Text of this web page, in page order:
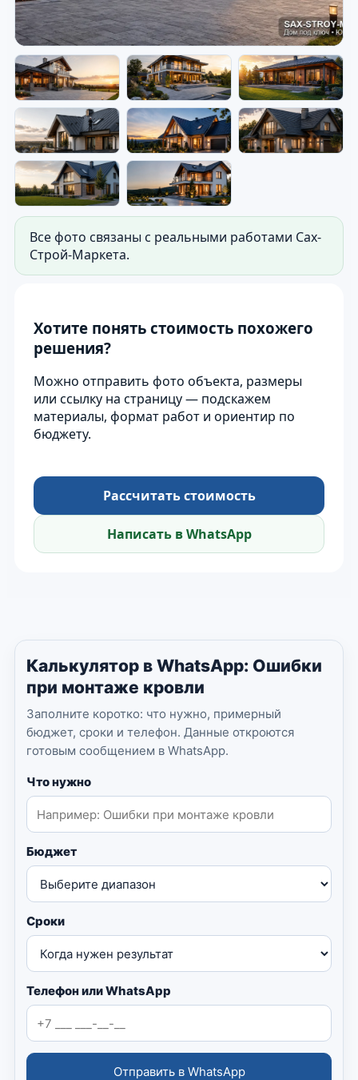
Дом под ключ — готовый дом
на участке.
Фото для витрины сайта: готовый дом на
участке. Используется как первый экран сайта.
Все фото связаны с реальными работами Сах-
Строй-Маркета.
Хотите понять стоимость похожего
решения?
Можно отправить фото объекта, размеры
или ссылку на страницу — подскажем
материалы, формат работ и ориентир по
бюджету.
Рассчитать стоимость
Написать в WhatsApp
Калькулятор в WhatsApp: Ошибки
при монтаже кровли
Заполните коротко: что нужно, примерный
бюджет, сроки и телефон. Данные откроются
готовым сообщением в WhatsApp.
Что нужно
Бюджет
Сроки
Телефон или WhatsApp
Отправить в WhatsApp